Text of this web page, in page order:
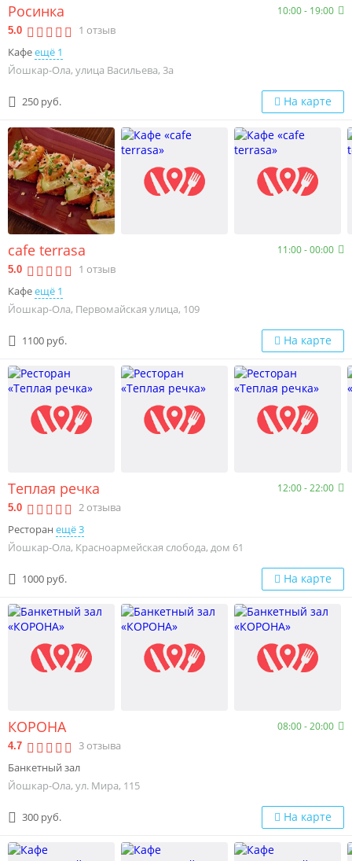
Росинка 10:00 - 19:00
5.0 1 отзыв
Кафеещё 1
Йошкар-Ола, улица Васильева, 3а
250 руб. На карте
cafe terrasa 11:00 - 00:00
5.0 1 отзыв
Кафеещё 1
Йошкар-Ола, Первомайская улица, 109
1100 руб. На карте
Теплая речка 12:00 - 22:00
5.0 2отзыва
Ресторан ещё 3
Йошкар-Ола, Красноармейская слобода, дом 61
1000 руб. На карте
КОРОНА 08:00 - 20:00
4.7 3отзыва
Банкетный зал
Йошкар-Ола, ул. Мира, 115
300 руб. На карте